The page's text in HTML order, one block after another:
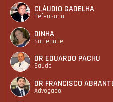
CLÁUDIO GADELHA
Defensoria
DINHA
Sociedade
DR EDUARDO PACHU
Saúde
DR FRANCISCO
Advogado